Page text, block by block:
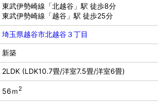
東武伊勢崎線「北越谷」駅 徒歩8分
東武伊勢崎線「越谷」駅 徒歩25分
埼玉県越谷市北越谷３丁目
新築
2LDK (LDK10.7畳/洋室7.5畳/洋室6畳)
56ｍ2